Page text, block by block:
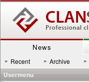
News
» Recent » Archive »
Usermenu